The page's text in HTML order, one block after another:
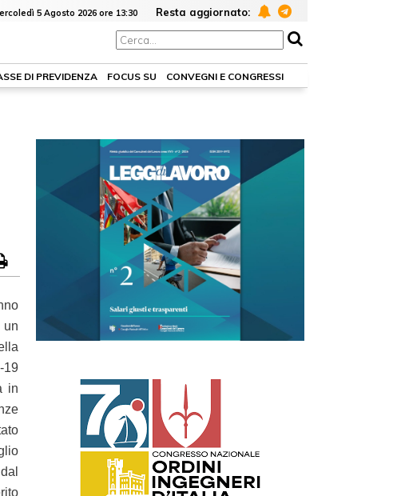
5 Agosto 2026 ore 13:30 Resta aggiornato:
DI PREVIDENZA FOCUS SU CONVEGNI E CONGRESSI
un
19
in